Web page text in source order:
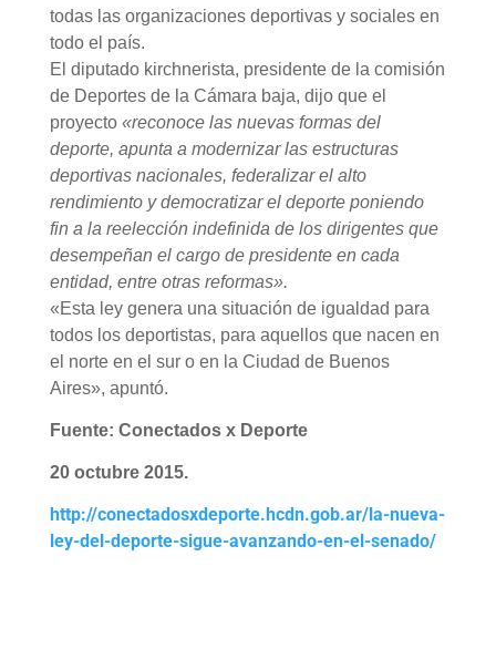
todas las organizaciones deportivas y sociales en
todo el país.
El diputado kirchnerista, presidente de la comisión
de Deportes de la Cámara baja, dijo que el
proyecto «reconoce las nuevas formas del
deporte, apunta a modernizar las estructuras
deportivas nacionales, federalizar el alto
rendimiento y democratizar el deporte poniendo
fin a la reelección indefinida de los dirigentes que
desempeñan el cargo de presidente en cada
entidad, entre otras reformas».
«Esta ley genera una situación de igualdad para
todos los deportistas, para aquellos que nacen en
el norte en el sur o en la Ciudad de Buenos
Aires», apuntó.
Fuente: Conectados x Deporte
20 octubre 2015.
http://conectadosxdeporte.hcdn.gob.ar/la-nueva-
ley-del-deporte-sigue-avanzando-en-el-senado/